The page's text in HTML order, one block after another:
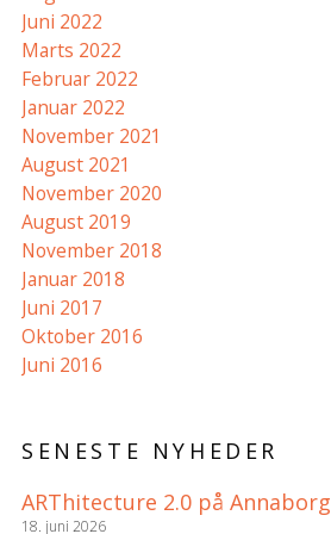
Juni 2022
Marts 2022
Februar 2022
Januar 2022
November 2021
August 2021
November 2020
August 2019
November 2018
Januar 2018
Juni 2017
Oktober 2016
Juni 2016
SENESTE NYHEDER
ARThitecture 2.0 på Annaborg
18. juni 2026